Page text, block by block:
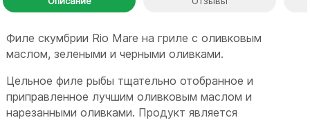
Филе скумбрии Rio Mare на гриле с оливковым
маслом, зелеными и черными оливками.
Цельное филе рыбы тщательно отобранное и
приправленное лучшим оливковым маслом и
нарезанными оливками. Продукт является